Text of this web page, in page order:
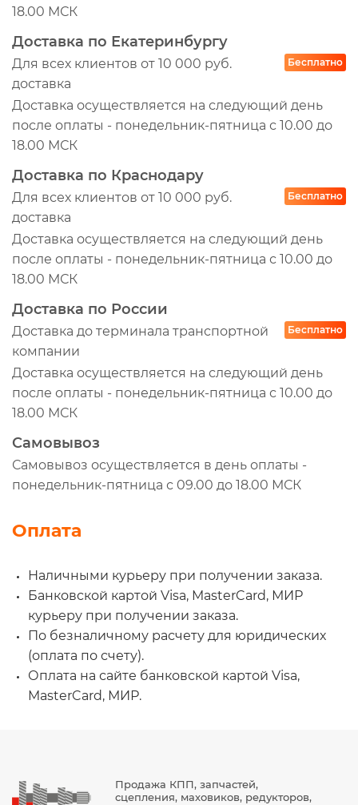
18.00 МСК
Доставка по Екатеринбургу
Для всех клиентов от 10 000 руб.
доставка
Бесплатно
Доставка осуществляется на следующий день
после оплаты - понедельник-пятница с 10.00 до
18.00 МСК
Доставка по Краснодару
Для всех клиентов от 10 000 руб.
доставка
Бесплатно
Доставка осуществляется на следующий день
после оплаты - понедельник-пятница с 10.00 до
18.00 МСК
Доставка по России
Доставка до терминала транспортной
компании
Бесплатно
Доставка осуществляется на следующий день
после оплаты - понедельник-пятница с 10.00 до
18.00 МСК
Самовывоз
Самовывоз осуществляется в день оплаты -
понедельник-пятница с 09.00 до 18.00 МСК
Оплата
Наличными курьеру при получении заказа.
Банковской картой Visa, MasterCard, МИР
курьеру при получении заказа.
По безналичному расчету для юридических
(оплата по счету).
Оплата на сайте банковской картой Visa,
MasterCard, МИР.
Продажа КПП, запчастей,
сцепления, маховиков, редукторов,